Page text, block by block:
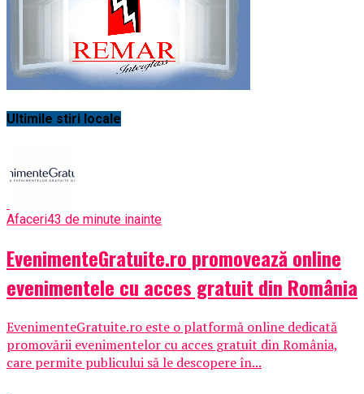
Ultimile stiri locale
Afaceri43 de minute inainte
EvenimenteGratuite.ro promovează online
evenimentele cu acces gratuit din România
EvenimenteGratuite.ro este o platformă online dedicată
promovării evenimentelor cu acces gratuit din România,
care permite publicului să le descopere în...